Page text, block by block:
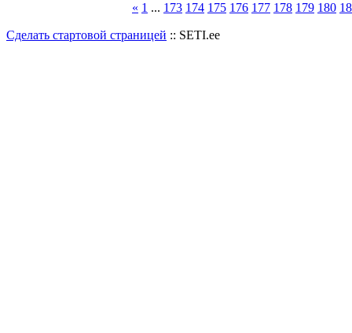
« 1 ... 173 174 175 176 177 178 179 180
Сделать стартовой страницей :: SETI.ee